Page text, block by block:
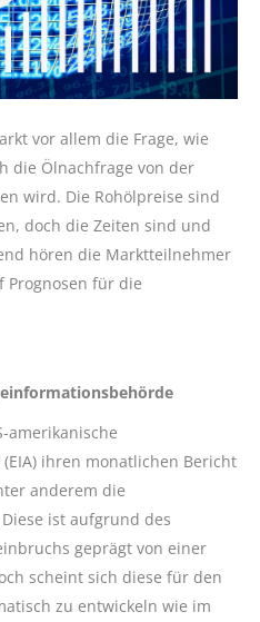
vor allem die Frage, wie
die Ölnachfrage von der
wird. Die Rohölpreise sind
doch die Zeiten sind und
hören die Marktteilnehmer
Prognosen für die
amerikanische
ihren monatlichen Bericht
anderem die
ist aufgrund des
geprägt von einer
scheint sich diese für den
zu entwickeln wie im